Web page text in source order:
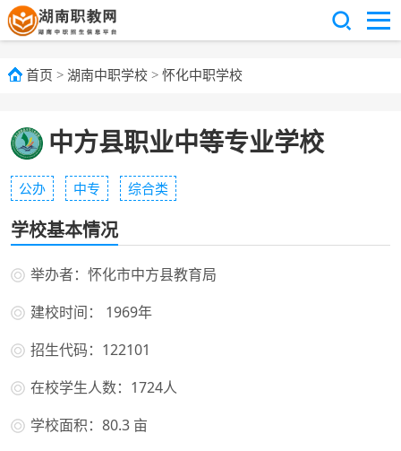
首页 > 湖南中职学校 > 怀化中职学校
中方县职业中等专业学校
公办 中专 综合类
学校基本情况
举办者：怀化市中方县教育局
建校时间： 1969年
招生代码：122101
在校学生人数：1724人
学校面积：80.3 亩